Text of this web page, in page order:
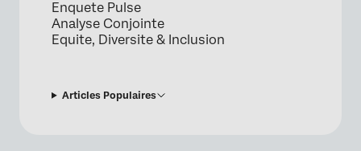
Enquete Pulse
Analyse Conjointe
Equite, Diversite & Inclusion
Articles Populaires